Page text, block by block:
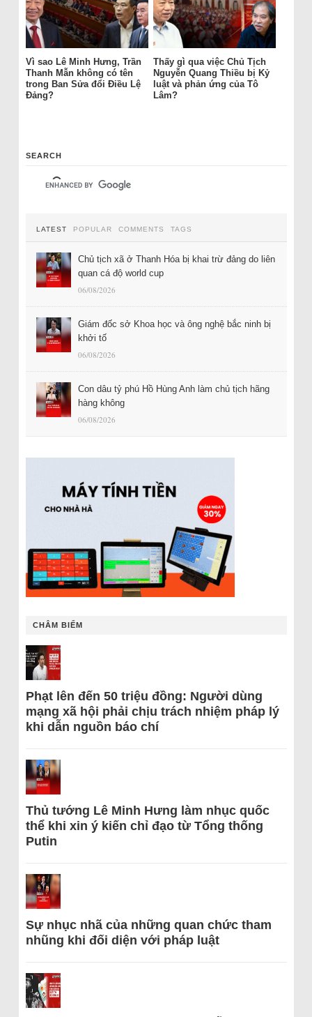
Vì sao Lê Minh Hưng, Trần
Thanh Mẫn không có tên
trong Ban Sửa đổi Điều Lệ
Đảng?
Thấy gì qua việc Chủ Tịch
Nguyễn Quang Thiều bị Kỷ
luật và phản ứng của Tô
Lâm?
SEARCH
LATEST POPULAR COMMENTS TAGS
Chủ tịch xã ở Thanh Hóa bị khai trừ đảng do liên
quan cá độ world cup
06/08/2026
Giám đốc sở Khoa học và ông nghệ bắc ninh bị
khởi tố
06/08/2026
Con dâu tỷ phú Hồ Hùng Anh làm chủ tịch hãng
hàng không
06/08/2026
CHÂM BIẾM
Phạt lên đến 50 triệu đồng: Người dùng
mạng xã hội phải chịu trách nhiệm pháp lý
khi dẫn nguồn báo chí
Thủ tướng Lê Minh Hưng làm nhục quốc
thể khi xin ý kiến chỉ đạo từ Tổng thống
Putin
Sự nhục nhã của những quan chức tham
nhũng khi đối diện với pháp luật